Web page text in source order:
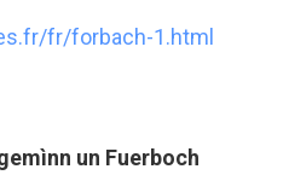
fr/forbach-1.html
un Fuerboch